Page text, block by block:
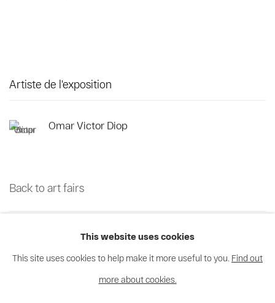
Artiste de l'exposition
Omar Victor Diop
Back to art fairs
This website uses cookies
This site uses cookies to help make it more useful to you. Find out
more about cookies.